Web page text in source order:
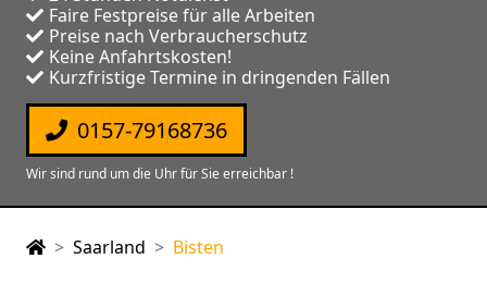
Faire Festpreise für alle Arbeiten
Preise nach Verbraucherschutz
Keine Anfahrtskosten!
Kurzfristige Termine in dringenden Fällen
0157-79168736
Wir sind rund um die Uhr für Sie erreichbar !
Saarland Bisten